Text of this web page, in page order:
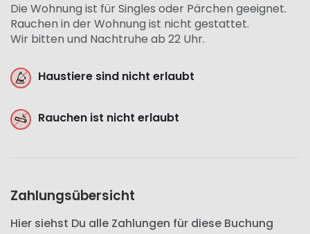
Die Wohnung ist für Singles oder Pärchen geeignet.
Rauchen in der Wohnung ist nicht gestattet.
Wir bitten und Nachtruhe ab 22 Uhr.
Haustiere sind nicht erlaubt
Rauchen ist nicht erlaubt
Zahlungsübersicht
Hier siehst Du alle Zahlungen für diese Buchung